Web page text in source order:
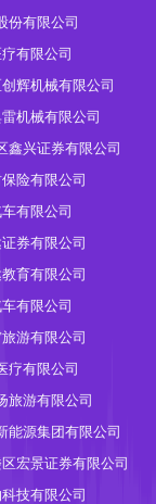
份有限公司
有限公司
辉机械有限公司
机械有限公司
鑫兴证券有限公司
险有限公司
有限公司
券有限公司
育有限公司
有限公司
游有限公司
疗有限公司
旅游有限公司
能源集团有限公司
宏景证券有限公司
技有限公司